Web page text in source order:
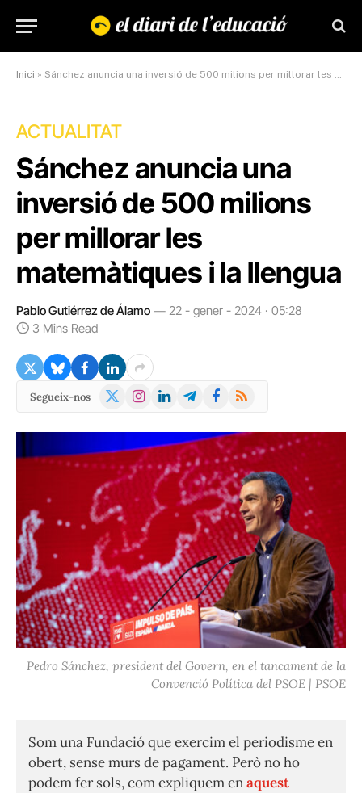
Inici » Sánchez anuncia una inversió de 500 milions per millorar les matemàtiques i la llengua
ACTUALITAT
Sánchez anuncia una
inversió de 500 milions
per millorar les
matemàtiques i la llengua
Pablo Gutiérrez de Álamo
22 - gener - 2024 · 05:28
3 Mins Read
Segueix-nos
X
Instagram
LinkedInTelegramFacebook
RSS
Pedro Sánchez, president del Govern, en el tancament de la
Convenció Política del PSOE | PSOE
Som una Fundació que exercim el periodisme en
obert, sense murs de pagament. Però no ho
podem fer sols, com expliquem enaquest